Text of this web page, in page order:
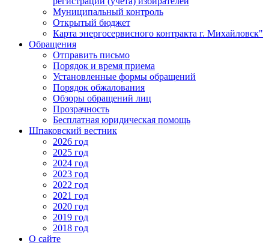
Муниципальный контроль
Открытый бюджет
Карта энергосервисного контракта г. Михайловск"
Обращения
Отправить письмо
Порядок и время приема
Установленные формы обращений
Порядок обжалования
Обзоры обращений лиц
Прозрачность
Бесплатная юридическая помощь
Шпаковский вестник
2026 год
2025 год
2024 год
2023 год
2022 год
2021 год
2020 год
2019 год
2018 год
О сайте